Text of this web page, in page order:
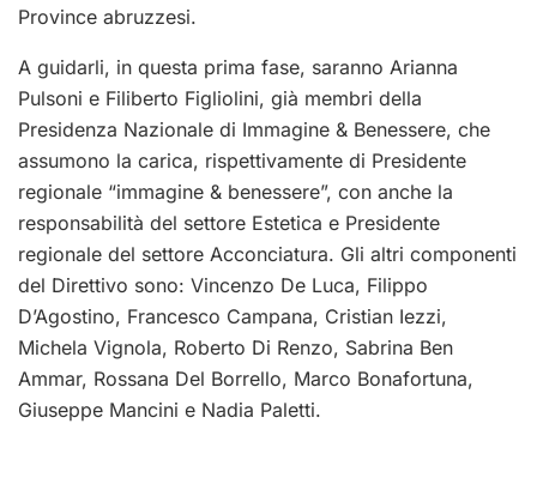
Province abruzzesi.
A guidarli, in questa prima fase, saranno Arianna
Pulsoni e Filiberto Figliolini, già membri della
Presidenza Nazionale di Immagine & Benessere, che
assumono la carica, rispettivamente di Presidente
regionale “immagine & benessere”, con anche la
responsabilità del settore Estetica e Presidente
regionale del settore Acconciatura. Gli altri componenti
del Direttivo sono: Vincenzo De Luca, Filippo
D’Agostino, Francesco Campana, Cristian Iezzi,
Michela Vignola, Roberto Di Renzo, Sabrina Ben
Ammar, Rossana Del Borrello, Marco Bonafortuna,
Giuseppe Mancini e Nadia Paletti.